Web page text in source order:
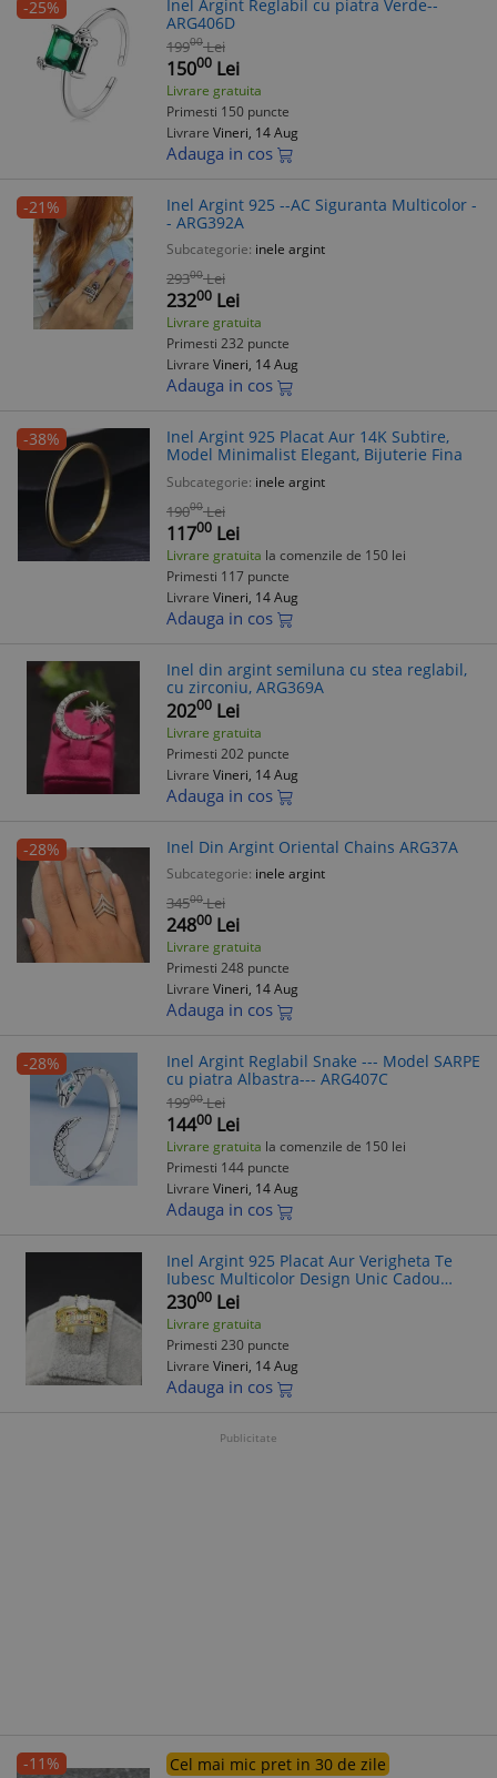
-25%
Inel Argint Reglabil cu piatra Verde--
ARG406D
19900 Lei
15000 Lei
Livrare gratuita
Primesti 150 puncte
Livrare Vineri, 14 Aug
Adauga in cos
-21%
Inel Argint 925 --AC Siguranta Multicolor -
- ARG392A
Subcategorie: inele argint
29300 Lei
23200 Lei
Livrare gratuita
Primesti 232 puncte
Livrare Vineri, 14 Aug
Adauga in cos
-38%
Inel Argint 925 Placat Aur 14K Subtire,
Model Minimalist Elegant, Bijuterie Fina
Subcategorie: inele argint
19000 Lei
11700 Lei
Livrare gratuita la comenzile de 150 lei
Primesti 117 puncte
Livrare Vineri, 14 Aug
Adauga in cos
Inel din argint semiluna cu stea reglabil,
cu zirconiu, ARG369A
20200 Lei
Livrare gratuita
Primesti 202 puncte
Livrare Vineri, 14 Aug
Adauga in cos
-28% Inel Din Argint Oriental Chains ARG37A
Subcategorie: inele argint
34500 Lei
24800 Lei
Livrare gratuita
Primesti 248 puncte
Livrare Vineri, 14 Aug
Adauga in cos
-28%
Inel Argint Reglabil Snake --- Model SARPE
cu piatra Albastra--- ARG407C
19900 Lei
14400 Lei
Livrare gratuita la comenzile de 150 lei
Primesti 144 puncte
Livrare Vineri, 14 Aug
Adauga in cos
Inel Argint 925 Placat Aur Verigheta Te
Iubesc Multicolor Design Unic Cadou
Femei Eleganta
23000 Lei
Livrare gratuita
Primesti 230 puncte
Livrare Vineri, 14 Aug
Adauga in cos
Publicitate
-11%
Cel mai mic pret in 30 de zile